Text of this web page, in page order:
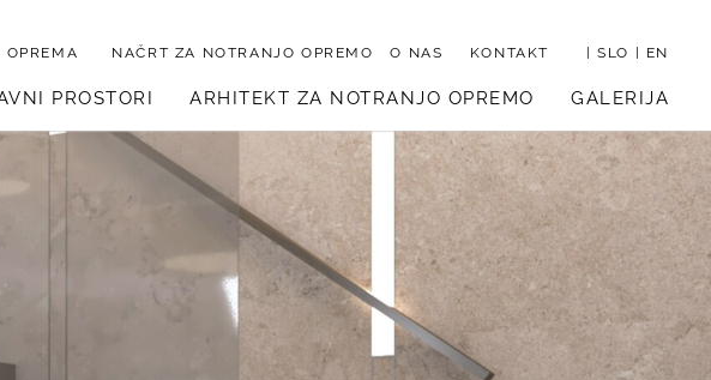
OPREMA NAČRT ZA NOTRANJO OPREMOO NAS KONTAKT |SLO EN
PROSTORI ARHITEKT ZA NOTRANJO OPREMO GALERIJA